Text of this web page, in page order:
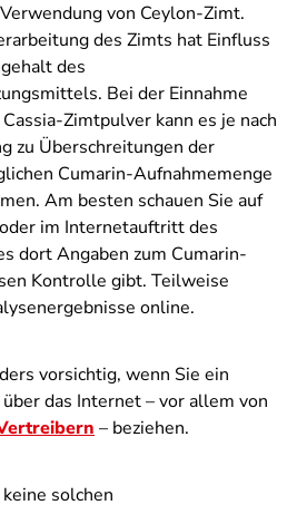
von Ceylon-Zimt.
des Zimts hat Einfluss
des
Bei der Einnahme
Zimtpulver kann es je nach
zu Überschreitungen der
Cumarin-Aufnahmemenge
Am besten schauen Sie auf
im Internetauftritt des
dort Angaben zum Cumarin-
Kontrolle gibt. Teilweise
online.
vorsichtig, wenn Sie ein
das Internet – vor allem von
– beziehen.
solchen